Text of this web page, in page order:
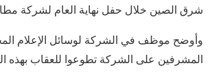
شرق الصين خلال حفل نهاية العام لشركة
وأوضح موظف في الشركة لوسائل الإعلام
المشرفين على الشركة تطوعوا للعقاب بهذه